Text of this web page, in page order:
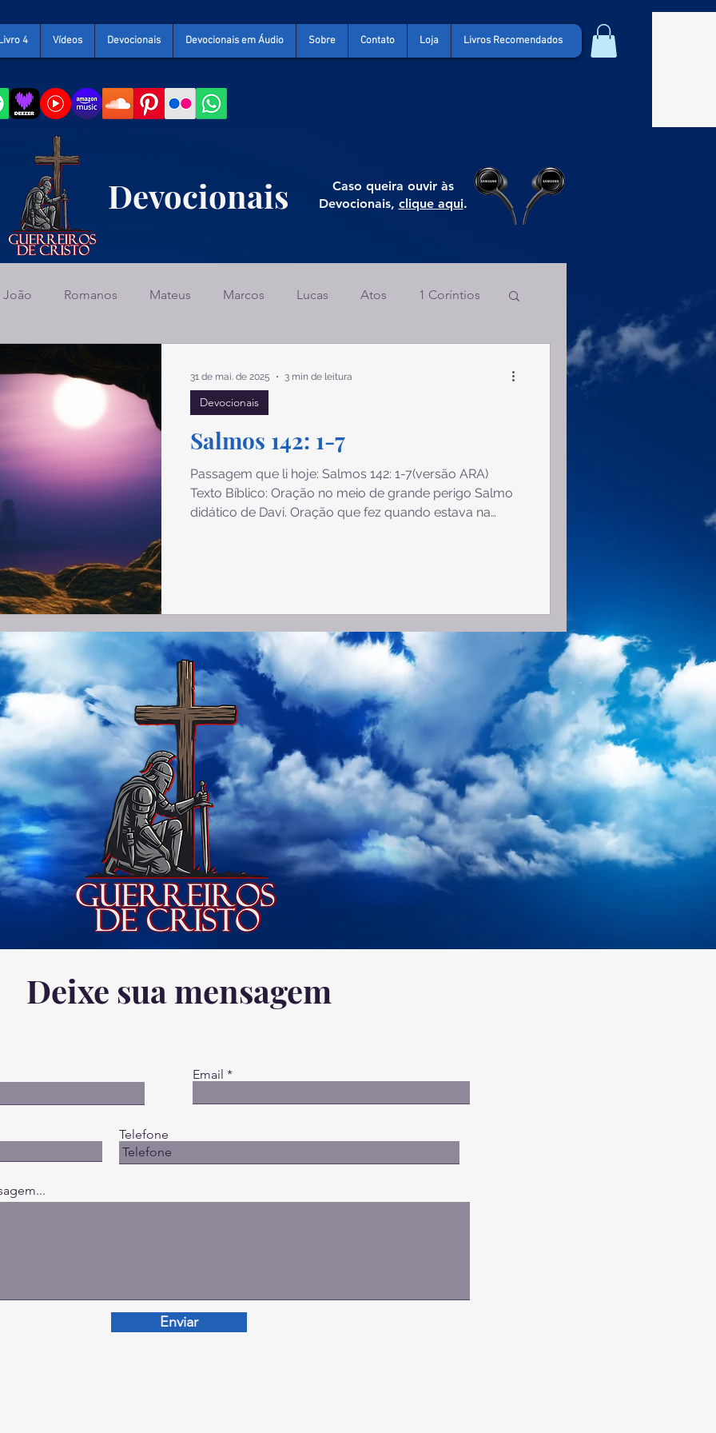
4 Vídeos Devocionais Devocionais em Áudio Sobre Contato Loja Livros Recomendados
Devocionais
Caso queira ouvir às
Devocionais, clique aqui.
João Romanos Mateus Marcos Lucas Atos 1 Coríntios
Filemom Hebreus
Apocalipse Gênesis Êxodo
Salmos 142: 1-7
Passagem que li hoje: Salmos 142: 1-7(versão ARA)
Texto Bíblico: Oração no meio de grande perigo Salmo
didático de Davi. Oração que fez quando estava na
vê, pois não há quem m
Devocionais
31 de mai. de 2025 3 min de leitura
Deixe sua mensagem
Email
Telefone
Enviar